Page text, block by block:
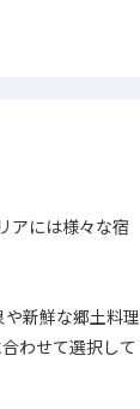
アには様々な宿
新鮮な郷土料理
わせて選択して